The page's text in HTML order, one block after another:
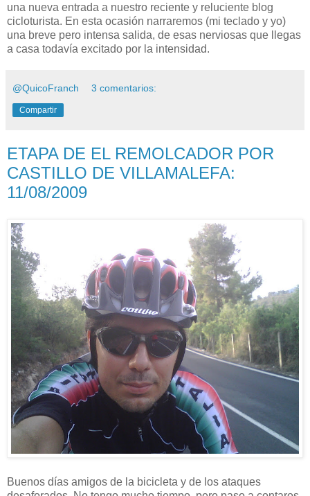
una nueva entrada a nuestro reciente y reluciente blog
cicloturista. En esta ocasión narraremos (mi teclado y yo)
una breve pero intensa salida, de esas nerviosas que llegas
a casa todavía excitado por la intensidad.
@QuicoFranch 3 comentarios:
Compartir
ETAPA DE EL REMOLCADOR POR
CASTILLO DE VILLAMALEFA:
11/08/2009
Buenos días amigos de la bicicleta y de los ataques